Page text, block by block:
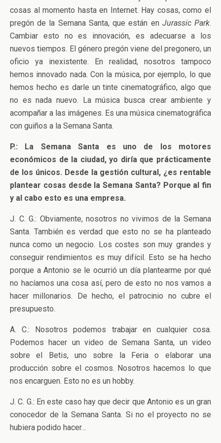
cosas al momento hasta en Internet. Hay cosas, como el
pregón de la Semana Santa, que están en Jurassic Park.
Cambiar esto no es innovación, es adecuarse a los
nuevos tiempos. El género pregón viene del pregonero, un
oficio ya inexistente. En realidad, nosotros tampoco
hemos innovado nada. Con la música, por ejemplo, lo que
hemos hecho es darle un tinte cinematográfico, algo que
no es nada nuevo. La música busca crear ambiente y
acompañar a las imágenes. Es una música cinematográfica
con guiños a la Semana Santa.
P.: La Semana Santa es uno de los motores
económicos de la ciudad, yo diría que prácticamente
de los únicos. Desde la gestión cultural, ¿es rentable
plantear cosas desde la Semana Santa? Porque al fin
y al cabo esto es una empresa.
J. C. G.: Obviamente, nosotros no vivimos de la Semana
Santa. También es verdad que esto no se ha planteado
nunca como un negocio. Los costes son muy grandes y
conseguir rendimientos es muy difícil. Esto se ha hecho
porque a Antonio se le ocurrió un día plantearme por qué
no hacíamos una cosa así, pero de esto no nos vamos a
hacer millonarios. De hecho, el patrocinio no cubre el
presupuesto.
A. C.: Nosotros podemos trabajar en cualquier cosa.
Podemos hacer un video de Semana Santa, un video
sobre el Betis, uno sobre la Feria o elaborar una
producción sobre el cosmos. Nosotros hacemos lo que
nos encarguen. Esto no es un hobby.
J. C. G.: En este caso hay que decir que Antonio es un gran
conocedor de la Semana Santa. Si no el proyecto no se
hubiera podido hacer…